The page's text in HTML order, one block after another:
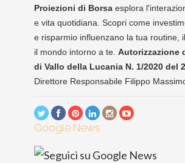
Proiezioni di Borsa esplora
e vita quotidiana. Scopri come
e risparmio influenzano la tua routine,
il mondo intorno a te. Autorizzazione
di Vallo della Lucania N. 1/2020 del
Direttore Responsabile Filippo
Google News